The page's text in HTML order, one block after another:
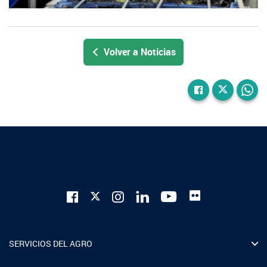
Volver a Noticias
SERVICIOS DEL AGRO